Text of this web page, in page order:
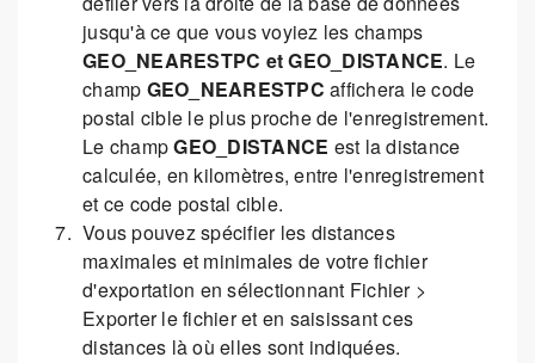
jusqu'à ce que vous voyiez les champs
GEO_NEARESTPC et GEO_DISTANCE. Le
champ GEO_NEARESTPC affichera le code
postal cible le plus proche de l'enregistrement.
Le champGEO_DISTANCE est la distance
calculée, en kilomètres, entre l'enregistrement
et ce code postal cible.
Vous pouvez spécifier les distances
maximales et minimales de votre fichier
d'exportation en sélectionnant Fichier >
Exporter le fichier et en saisissant ces
distances là où elles sont indiquées.